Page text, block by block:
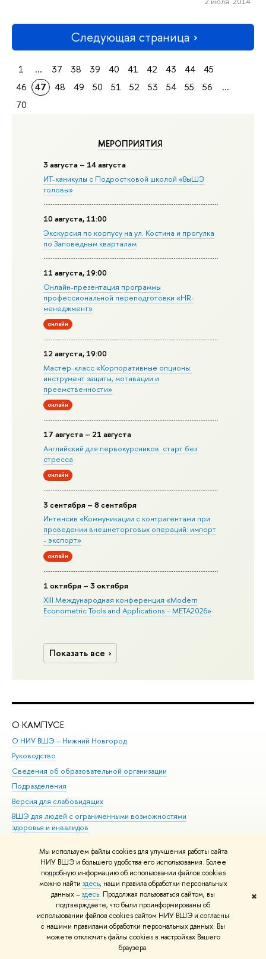
Мы используем файлы cookies для улучшения работы сайта
НИУ ВШЭ и большего удобства его использования. Более
подробную информацию об использовании файлов cookies
можно найти здесь, наши правила обработки персональных
данных –здесь. Продолжая пользоваться сайтом, вы
подтверждаете, что были проинформированы об
использовании файлов cookies сайтом НИУ ВШЭ и согласны
с нашими правилами обработки персональных данных. Вы
можете отключить файлы cookies в настройках Вашего
браузера.
✖
МЕРОПРИЯТИЯ
3 августа – 14 августа
ИТ-каникулы с Подростковой школой «ВыШЭ
головы»
10 августа, 11:00
Экскурсия по корпусу на ул. Костина и прогулка
по Заповедным кварталам
11 августа, 19:00
Онлайн-презентация программы
профессиональной переподготовки «HR-
менеджмент»
онлайн
12 августа, 19:00
Мастер-класс «Корпоративные опционы:
инструмент защиты, мотивации и
преемственности»
онлайн
17 августа – 21 августа
Английский для первокурсников: старт без
стресса
онлайн
3 сентября – 8 сентября
Интенсив «Коммуникации с контрагентами при
проведении внешнеторговых операций: импорт
- экспорт»
онлайн
1 октября – 3 октября
XIII Международная конференция «Modern
Econometric Tools and Applications – META2026»
Показать все
Следующая страница
1 ... 37 38 39 40 41 42 43 44
45
46
47 48 49 50 51 52 53 54 55 56
...
70
О КАМПУСЕ
О НИУ ВШЭ – Нижний Новгород
Руководство
Сведения об образовательной организации
Подразделения
Версия для слабовидящих
ВШЭ для людей с ограниченными возможностями
здоровья и инвалидов
© НИУ ВШЭ 1993–2026 Адреса и контакты Условия использования
материалов Политика конфиденциальности Карта сайта
Шрифты HSE Sans и HSE Slab разработаны вШколе дизайна НИУ ВШЭ